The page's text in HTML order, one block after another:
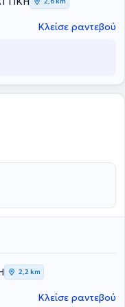
Κλείσε ραντεβού
2,2 km
Κλείσε ραντεβού